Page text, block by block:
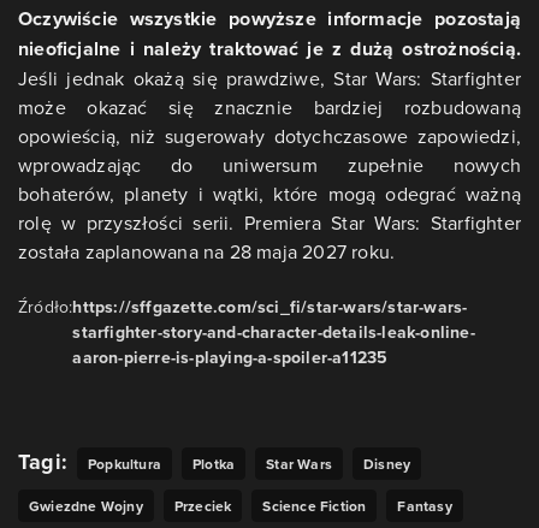
Oczywiście wszystkie powyższe informacje pozostają
nieoficjalne i należy traktować je z dużą ostrożnością.
Jeśli jednak okażą się prawdziwe, Star Wars: Starfighter
może okazać się znacznie bardziej rozbudowaną
opowieścią, niż sugerowały dotychczasowe zapowiedzi,
wprowadzając do uniwersum zupełnie nowych
bohaterów, planety i wątki, które mogą odegrać ważną
rolę w przyszłości serii. Premiera Star Wars: Starfighter
została zaplanowana na 28 maja 2027 roku.
Źródło:https://sffgazette.com/sci_fi/star-wars/star-wars-
starfighter-story-and-character-details-leak-online-
aaron-pierre-is-playing-a-spoiler-a11235
Tagi: Popkultura Plotka Star Wars Disney
Gwiezdne Wojny Przeciek Science Fiction Fantasy